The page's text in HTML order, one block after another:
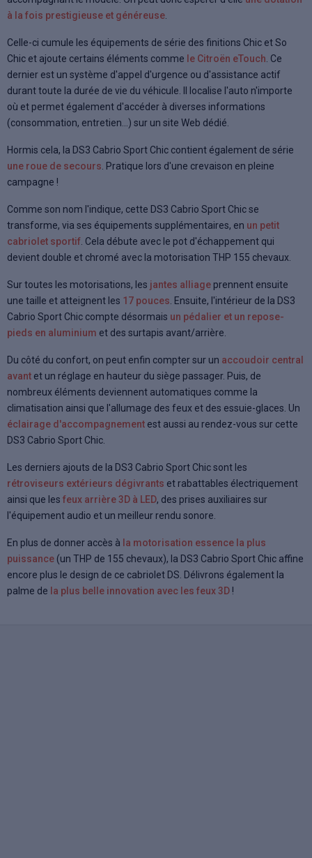
à la fois prestigieuse et généreuse.
Celle-ci cumule les équipements de série des finitions Chic et So
Chic et ajoute certains éléments comme le Citroën eTouch. Ce
dernier est un système d'appel d'urgence ou d'assistance actif
durant toute la durée de vie du véhicule. Il localise l'auto n'importe
où et permet également d'accéder à diverses informations
(consommation, entretien...) sur un site Web dédié.
Hormis cela, la DS3 Cabrio Sport Chic contient également de série
une roue de secours. Pratique lors d'une crevaison en pleine
campagne !
Comme son nom l'indique, cette DS3 Cabrio Sport Chic se
transforme, via ses équipements supplémentaires, en un petit
cabriolet sportif. Cela débute avec le pot d'échappement qui
devient double et chromé avec la motorisation THP 155 chevaux.
Sur toutes les motorisations, les jantes alliage prennent ensuite
une taille et atteignent les 17 pouces. Ensuite, l'intérieur de la DS3
Cabrio Sport Chic compte désormais un pédalier et un repose-
pieds en aluminium et des surtapis avant/arrière.
Du côté du confort, on peut enfin compter sur un accoudoir central
avant et un réglage en hauteur du siège passager. Puis, de
nombreux éléments deviennent automatiques comme la
climatisation ainsi que l'allumage des feux et des essuie-glaces. Un
éclairage d'accompagnement est aussi au rendez-vous sur cette
DS3 Cabrio Sport Chic.
Les derniers ajouts de la DS3 Cabrio Sport Chic sont les
rétroviseurs extérieurs dégivrants et rabattables électriquement
ainsi que les feux arrière 3D à LED, des prises auxiliaires sur
l'équipement audio et un meilleur rendu sonore.
En plus de donner accès à la motorisation essence la plus
puissance (un THP de 155 chevaux), la DS3 Cabrio Sport Chic affine
encore plus le design de ce cabriolet DS. Délivrons également la
palme de la plus belle innovation avec les feux 3D !